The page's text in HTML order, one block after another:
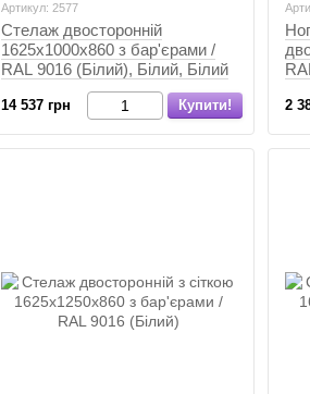
Артикул: 2577
Стелаж двосторонній
1625х1000х860 з бар'єрами /
RAL 9016 (Білий), Білий, Білий
14 537 грн Купити! 2